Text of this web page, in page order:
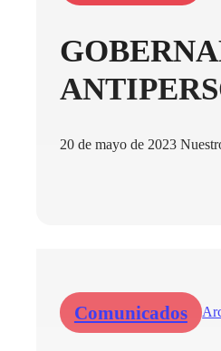
20 de mayo de 2023
Comunicados